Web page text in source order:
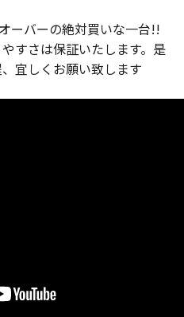
ーバーの絶対買いな一台!!
すさは保証いたします。是
宜しくお願い致します